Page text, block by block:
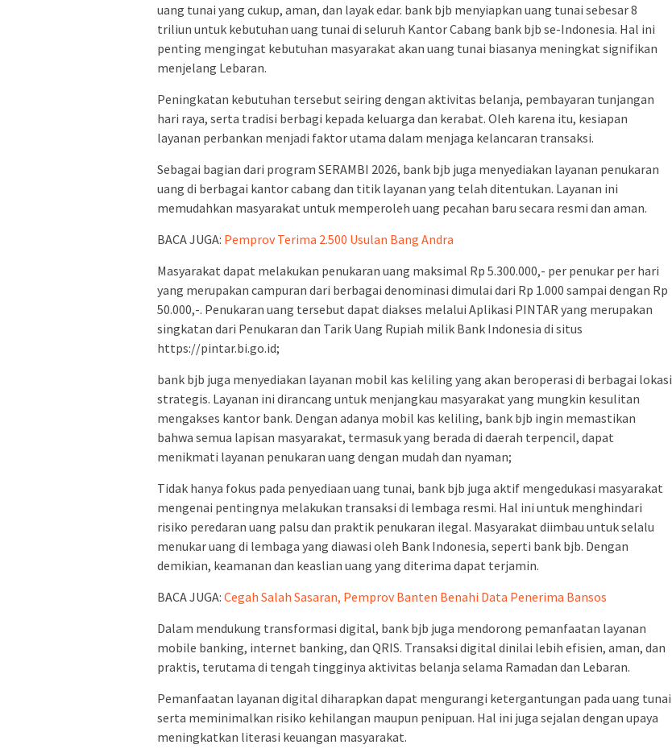
uang tunai yang cukup, aman, dan layak edar. bank bjb menyiapkan uang tunai sebesar 8
triliun untuk kebutuhan uang tunai di seluruh Kantor Cabang bank bjb se-Indonesia. Hal ini
penting mengingat kebutuhan masyarakat akan uang tunai biasanya meningkat signifikan
menjelang Lebaran.
Peningkatan kebutuhan tersebut seiring dengan aktivitas belanja, pembayaran tunjangan
hari raya, serta tradisi berbagi kepada keluarga dan kerabat. Oleh karena itu, kesiapan
layanan perbankan menjadi faktor utama dalam menjaga kelancaran transaksi.
Sebagai bagian dari program SERAMBI 2026, bank bjb juga menyediakan layanan penukaran
uang di berbagai kantor cabang dan titik layanan yang telah ditentukan. Layanan ini
memudahkan masyarakat untuk memperoleh uang pecahan baru secara resmi dan aman.
BACA JUGA: Pemprov Terima 2.500 Usulan Bang Andra
Masyarakat dapat melakukan penukaran uang maksimal Rp 5.300.000,- per penukar per hari
yang merupakan campuran dari berbagai denominasi dimulai dari Rp 1.000 sampai dengan Rp
50.000,-. Penukaran uang tersebut dapat diakses melalui Aplikasi PINTAR yang merupakan
singkatan dari Penukaran dan Tarik Uang Rupiah milik Bank Indonesia di situs
https://pintar.bi.go.id;
bank bjb juga menyediakan layanan mobil kas keliling yang akan beroperasi di berbagai lokasi
strategis. Layanan ini dirancang untuk menjangkau masyarakat yang mungkin kesulitan
mengakses kantor bank. Dengan adanya mobil kas keliling, bank bjb ingin memastikan
bahwa semua lapisan masyarakat, termasuk yang berada di daerah terpencil, dapat
menikmati layanan penukaran uang dengan mudah dan nyaman;
Tidak hanya fokus pada penyediaan uang tunai, bank bjb juga aktif mengedukasi masyarakat
mengenai pentingnya melakukan transaksi di lembaga resmi. Hal ini untuk menghindari
risiko peredaran uang palsu dan praktik penukaran ilegal. Masyarakat diimbau untuk selalu
menukar uang di lembaga yang diawasi oleh Bank Indonesia, seperti bank bjb. Dengan
demikian, keamanan dan keaslian uang yang diterima dapat terjamin.
BACA JUGA: Cegah Salah Sasaran, Pemprov Banten Benahi Data Penerima Bansos
Dalam mendukung transformasi digital, bank bjb juga mendorong pemanfaatan layanan
mobile banking, internet banking, dan QRIS. Transaksi digital dinilai lebih efisien, aman, dan
praktis, terutama di tengah tingginya aktivitas belanja selama Ramadan dan Lebaran.
Pemanfaatan layanan digital diharapkan dapat mengurangi ketergantungan pada uang tunai
serta meminimalkan risiko kehilangan maupun penipuan. Hal ini juga sejalan dengan upaya
meningkatkan literasi keuangan masyarakat.